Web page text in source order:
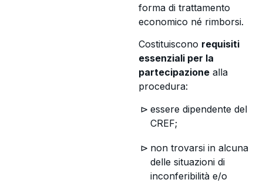
forma di trattamento
economico né rimborsi.
Costituiscono requisiti
essenziali per la
partecipazione alla
procedura:
essere dipendente del
CREF;
non trovarsi in alcuna
delle situazioni di
inconferibilità e/o